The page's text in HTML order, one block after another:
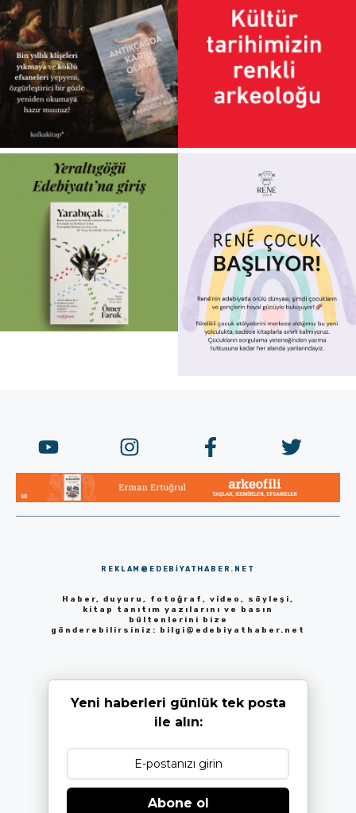
REKLAM@EDEBIYATHABER.NET
Haber, duyuru, fotoğraf, video, söyleşi,
kitap tanıtım yazılarını ve basın
bültenlerini bize
gönderebilirsiniz: bilgi@edebiyathaber.net
Yeni haberleri günlük tek posta
ile alın:
Abone ol